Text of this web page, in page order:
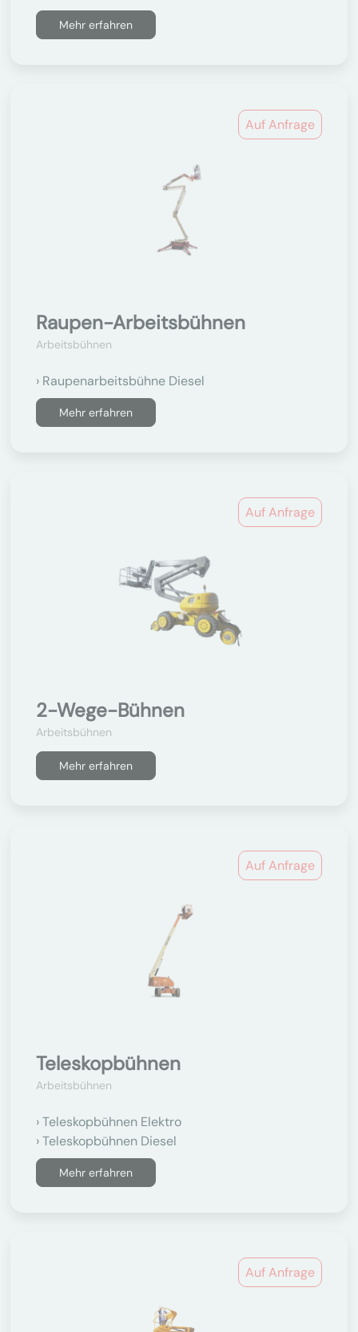
Mehr erfahren
Auf Anfrage
Raupen-Arbeitsbühnen
Arbeitsbühnen
Raupenarbeitsbühne Diesel
Mehr erfahren
Auf Anfrage
2-Wege-Bühnen
Arbeitsbühnen
Mehr erfahren
Auf Anfrage
Teleskopbühnen
Arbeitsbühnen
Teleskopbühnen Elektro
Teleskopbühnen Diesel
Mehr erfahren
Auf Anfrage